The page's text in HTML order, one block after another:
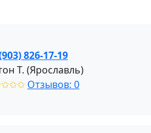
826-17-19
Т. (Ярославль)
Отзывов: 0